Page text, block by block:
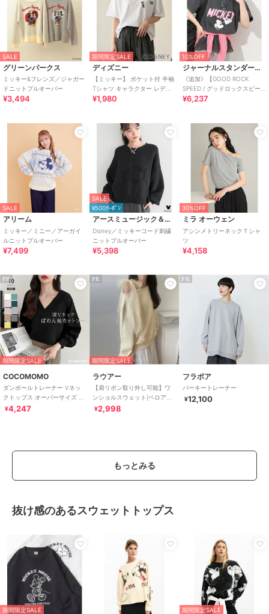
SALE
グリーンパークス
ミッキー&フレンズ／ジャガー
ドニットプルオーバー
¥3,494
期間限定SALE
ディズニー
【ミッキー】 ポケット付 半袖
Tシャツ キャラクター レディ
ース メンズ
¥1,980
10%OFF
ジャーナルスタンダード レリューム
《追加》【GOOD ROCK
SPEED / グッドロックスピー
ド】＜MICKEY MOUSE＞Tシ
¥6,237
SALE
アリーム
ミッキー／ミニー／アーガイ
ルニットプルオーバー
¥7,499
SALE
¥500ｸｰﾎﾟﾝ
アースミュージック＆エコロジー
Disney／ミッキーコード刺繍
ニットプルオーバー
¥5,398
30%OFF
ミラ オーウェン
アシンメトリーネックＴシャ
ツ
¥4,158
PR
期間限定SALE
COCOMOMO
ダンボールトレーナー Vネッ
クトップス オーバーサイズ ト
レーナー ボリューム袖 カット
¥4,247
PR
期間限定SALE
ラウアー
【肩リボン取り外し可能】ワ
ンショルスウェット[ベロアリ
ボン、チュールリボン付属]
¥2,998
PR
フラボア
パーキートレーナー
¥12,100
もっとみる
抜け感のあるスウェットトップス
期間限定SALE
期間限定SALE